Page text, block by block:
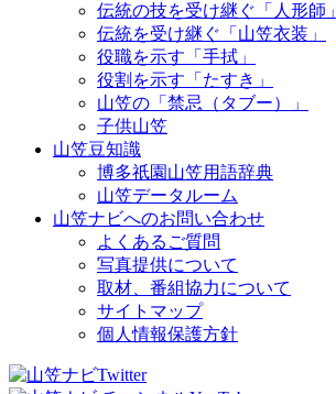
伝統の技を受け継ぐ「人形師」
伝統を受け継ぐ「山笠衣装」
役職を示す「手拭」
役割を示す「たすき」
山笠の「禁忌（タブー）」
子供山笠
山笠豆知識
博多祇園山笠用語辞典
山笠データルーム
山笠ナビへのお問い合わせ
よくあるご質問
写真提供について
取材、番組協力について
サイトマップ
個人情報保護方針